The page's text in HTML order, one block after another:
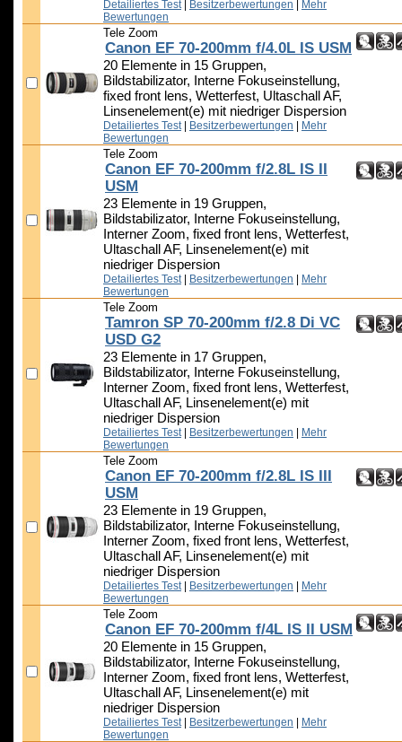
Detailiertes Test Besitzerbewertungen
Mehr
Bewertungen
Tele Zoom
Canon EF 70-200mm f/4.0L IS USM
20 Elemente in 15 Gruppen,
Bildstabilizator, Interne Fokuseinstellung,
fixed front lens, Wetterfest, Ultaschall AF,
Linsenelement(e) mit niedriger Dispersion
Detailiertes Test Besitzerbewertungen
Mehr
Bewertungen
Tele Zoom
Canon EF 70-200mm f/2.8L IS II
USM
23 Elemente in 19 Gruppen,
Bildstabilizator, Interne Fokuseinstellung,
Interner Zoom, fixed front lens, Wetterfest,
Ultaschall AF, Linsenelement(e) mit
niedriger Dispersion
Detailiertes Test Besitzerbewertungen
Mehr
Bewertungen
Tele Zoom
Tamron SP 70-200mm f/2.8 Di VC
USD G2
23 Elemente in 17 Gruppen,
Bildstabilizator, Interne Fokuseinstellung,
Interner Zoom, fixed front lens, Wetterfest,
Ultaschall AF, Linsenelement(e) mit
niedriger Dispersion
Detailiertes Test Besitzerbewertungen
Mehr
Bewertungen
Tele Zoom
Canon EF 70-200mm f/2.8L IS III
USM
23 Elemente in 19 Gruppen,
Bildstabilizator, Interne Fokuseinstellung,
Interner Zoom, fixed front lens, Wetterfest,
Ultaschall AF, Linsenelement(e) mit
niedriger Dispersion
Detailiertes Test Besitzerbewertungen
Mehr
Bewertungen
Tele Zoom
Canon EF 70-200mm f/4L IS II USM
20 Elemente in 15 Gruppen,
Bildstabilizator, Interne Fokuseinstellung,
Interner Zoom, fixed front lens, Wetterfest,
Ultaschall AF, Linsenelement(e) mit
niedriger Dispersion
Detailiertes Test Besitzerbewertungen
Mehr
Bewertungen